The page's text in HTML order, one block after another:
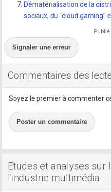
Dématérialisation de la
sociaux, du "cloud gaming"
Signaler une erreur
Commentaires des
Soyez le premier à commenter
Poster un commentaire
Etudes et analyses sur
l'industrie multimédia